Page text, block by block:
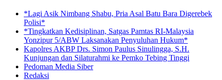
*Lagi Asik Nimbang Shabu, Pria Asal Batu Bara Digerebek
Polisi*
*Tingkatkan Kedisiplinan, Satgas Pamtas RI-Malaysia
Yonzipur 5/ABW Laksanakan Penyuluhan Hukum*
Kapolres AKBP Drs. Simon Paulus Sinulingga, S.H.
Kunjungan dan Silaturahmi ke Pemko Tebing Tinggi
Pedoman Media Siber
Redaksi